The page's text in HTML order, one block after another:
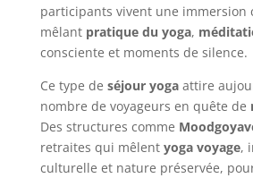
participants vivent une immersion
mêlant pratique du yoga,
consciente et moments de silence.
Ce type de séjour yogaattire
nombre de voyageurs en quête de
Des structures comme
retraites qui mêlent yoga voyage,
culturelle et nature préservée,